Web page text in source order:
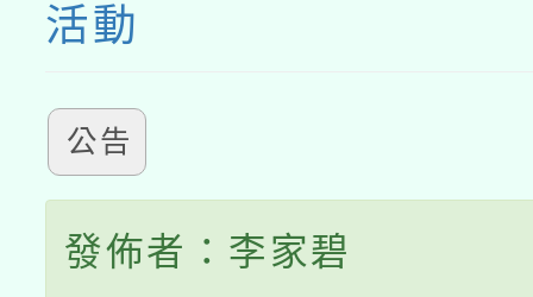
活動
公告
發佈者：李家碧